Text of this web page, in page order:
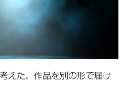
えた、作品を別の形で届け